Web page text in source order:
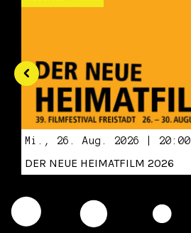
Mi., 26. Aug. 2026 | 20:00
DER NEUE HEIMATFILM 2026